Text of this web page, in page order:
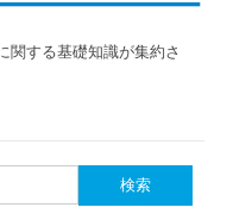
関する基礎知識が集約さ